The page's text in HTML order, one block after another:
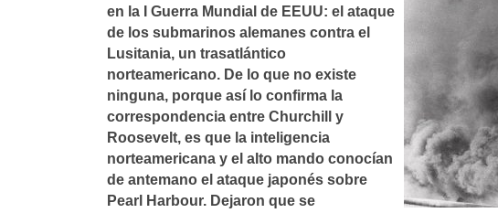
en la I Guerra Mundial de EEUU: el ataque
de los submarinos alemanes contra el
Lusitania, un trasatlántico
norteamericano. De lo que no existe
ninguna, porque así­ lo confirma la
correspondencia entre Churchill y
Roosevelt, es que la inteligencia
norteamericana y el alto mando conocí­an
de antemano el ataque japonés sobre
Pearl Harbour. Dejaron que se